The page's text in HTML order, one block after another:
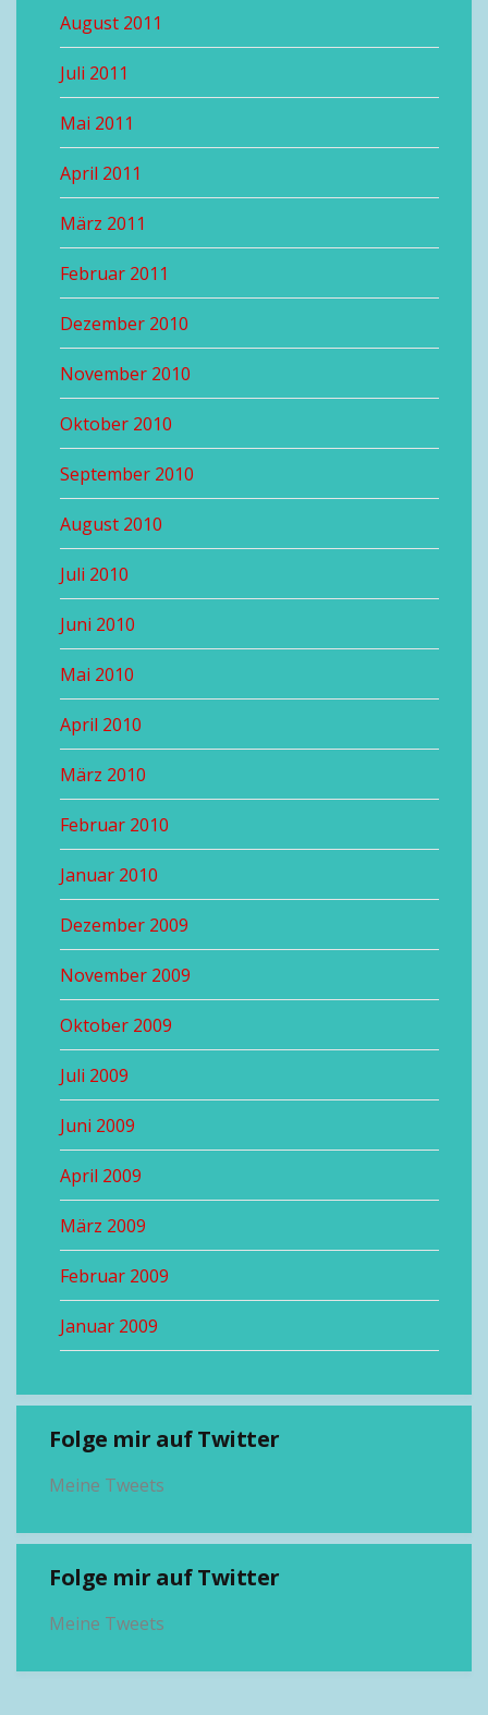
August 2011
Juli 2011
Mai 2011
April 2011
März 2011
Februar 2011
Dezember 2010
November 2010
Oktober 2010
September 2010
August 2010
Juli 2010
Juni 2010
Mai 2010
April 2010
März 2010
Februar 2010
Januar 2010
Dezember 2009
November 2009
Oktober 2009
Juli 2009
Juni 2009
April 2009
März 2009
Februar 2009
Januar 2009
Folge mir auf Twitter
Meine Tweets
Folge mir auf Twitter
Meine Tweets